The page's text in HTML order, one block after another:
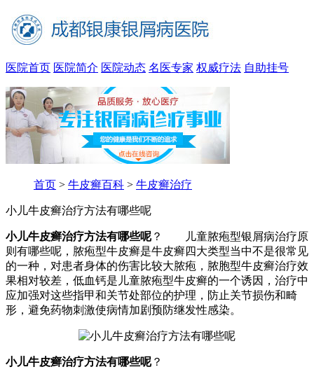
医院首页 医院简介 医院动态 名医专家 权威疗法 自助挂号
首页 > 牛皮癣百科 > 牛皮癣治疗
小儿牛皮癣治疗方法有哪些呢
小儿牛皮癣治疗方法有哪些呢？ 儿童脓疱型银屑病治疗原
则有哪些呢，脓疱型牛皮癣是牛皮癣四大类型当中不是很常见
的一种，对患者身体的伤害比较大脓疱，脓胞型牛皮癣治疗效
果相对较差，低血钙是儿童脓疱型牛皮癣的一个诱因，治疗中
应加强对这些指甲和关节处部位的护理，防止关节损伤和畸
形，避免药物刺激使病情加剧预防继发性感染。
小儿牛皮癣治疗方法有哪些呢？